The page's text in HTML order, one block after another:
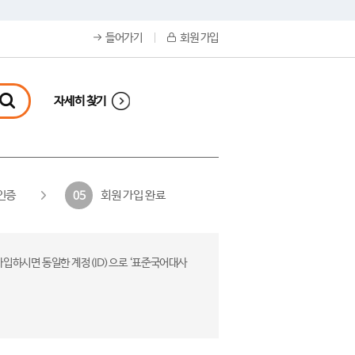
들어가기 회원 가입
자세히 찾기
증 05 회원 가입 완료
하시면 동일한 계정(ID)으로 ‘표준국어대사